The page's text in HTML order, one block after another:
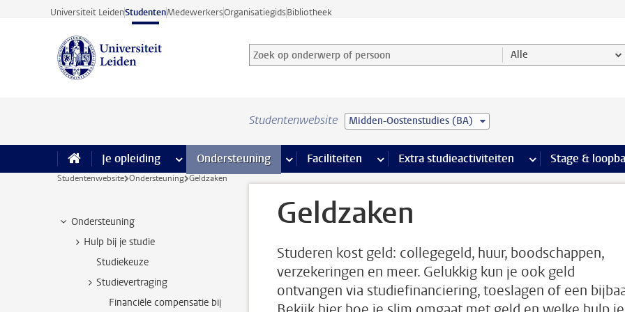
Ga direct naar de inhoud
Universiteit LeidenStudentenMedewerkersOrganisatiegidsBibliotheek
Zoek op onderwerp of persoon en selecteer categorie
Zoekterm Alle
Studentenwebsite Midden-Oostenstudies (BA)
Je opleiding meer Je opleiding pagina’s
Ondersteuning meer Ondersteuning pagina’s
Faciliteiten meer Faciliteiten pagina’s
Extra studieactiviteiten meer Extra
Stage &
Studentenwebsite Ondersteuning Geldzaken
Ondersteuning
Hulp bij je studie
Studiekeuze
Studievertraging
Financiële compensatie bij
Geldzaken
Studeren kost geld: collegegeld, huur, boodschappen,
verzekeringen en meer. Gelukkig kun je ook geld
ontvangen via studiefinanciering, toeslagen of een